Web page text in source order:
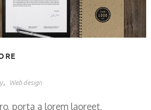
Web design
porta a lorem laoreet,